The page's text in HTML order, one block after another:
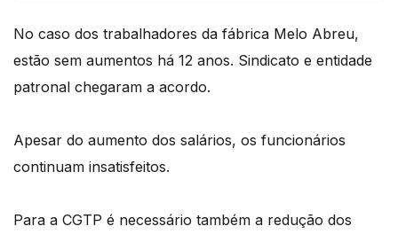
No caso dos trabalhadores da fábrica Melo Abreu,
estão sem aumentos há 12 anos. Sindicato e entidade
patronal chegaram a acordo.
Apesar do aumento dos salários, os funcionários
continuam insatisfeitos.
Para a CGTP é necessário também a redução dos